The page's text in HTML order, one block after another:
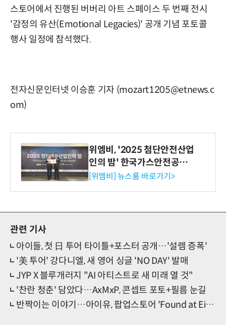
스토어에서 진행된 버버리 아트 스페이스 두 번째 전시
'감정의 유산(Emotional Legacies)' 공개 기념 포토콜
행사 일정에 참석했다.
전자신문인터넷 이승훈 기자 (mozart1205@etnews.c
om)
위엠비, '2025 첨단안전산업
인의 밤' 한국가스안전공사
사장상 수상
[위엠비] 뉴스룸 바로가기>
관련 기사
아이들, 첫 日 투어 타이틀+포스터 공개…'설렘 증폭'
'美 투어' 강다니엘, 새 영어 싱글 'NO DAY' 발매
JYP X 블루개러지 "AI 아티스트로 새 미래 열 것"
'찬란 청춘' 담았다…AxMxP, 콘셉트 포토+필름 눈길
반짝이는 이야기…아이유, 팝업스토어 'Found at Eight' 오픈